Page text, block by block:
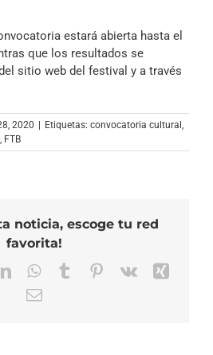
estará abierta hasta el
que los resultados se
sitio web del festival y a través
2020 Etiquetas: convocatoria cultural ,
, FTB
noticia, escoge tu red
favorita!
LinkedInWhatsApp
TumblrPinterest
Vk
Correo